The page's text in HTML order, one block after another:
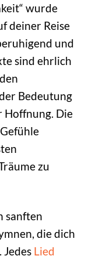
wurde
deiner Reise
und
sind ehrlich
Bedeutung
Hoffnung. Die
zu
sanften
die dich
Lied